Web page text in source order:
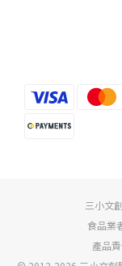
三小文
食品業
產品